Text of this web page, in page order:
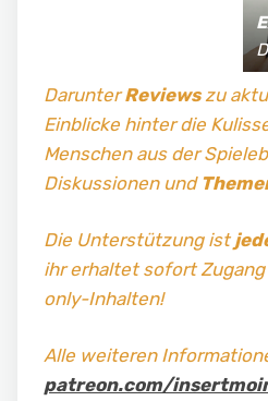
Die
DarunterReviewszu
Einblicke hinter die
Menschen aus der
Diskussionen und
Die Unterstützung ist
ihr erhaltet sofort
only-Inhalten!
Alle weiteren
patreon.com/